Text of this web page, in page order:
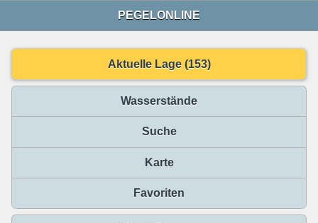
PEGELONLINE
Aktuelle Lage (153)
Wasserstände
Suche
Karte
Favoriten